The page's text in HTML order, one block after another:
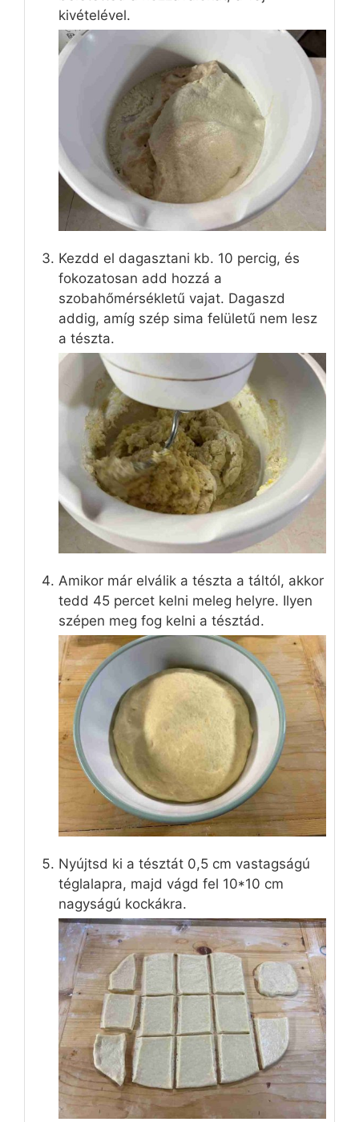
kivételével.
Kezdd el dagasztani kb. 10 percig, és
fokozatosan add hozzá a
szobahőmérsékletű vajat. Dagaszd
addig, amíg szép sima felületű nem lesz
a tészta.
Amikor már elválik a tészta a táltól, akkor
tedd 45 percet kelni meleg helyre. Ilyen
szépen meg fog kelni a tésztád.
Nyújtsd ki a tésztát 0,5 cm vastagságú
téglalapra, majd vágd fel 10*10 cm
nagyságú kockákra.